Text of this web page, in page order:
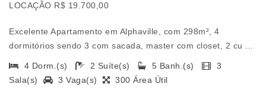
LOCAÇÃO R$ 19.700,00
Excelente Apartamento em Alphaville, com 298m², 4
dormitórios sendo 3 com sacada, master com closet, 2 cu ...
4 Dorm.(s) 2 Suíte(s) 5 Banh.(s)
3
Sala(s)
3 Vaga(s) 300 Área Útil